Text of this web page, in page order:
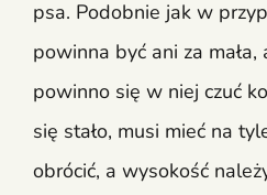
psa. Podobnie jak w
powinna być ani za
powinno się w niej czuć
się stało, musi mieć na
obrócić, a wysokość